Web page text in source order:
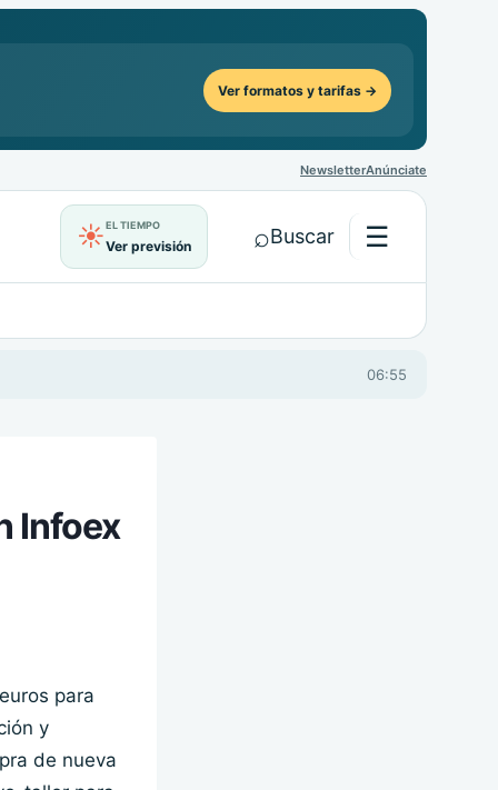
Ver formatos y tarifas →
NewsletterAnúnciate
☀EL TIEMPO
Ver previsión ⌕Buscar ☰Abrir menú
06:55
Infoex
para
y
de nueva